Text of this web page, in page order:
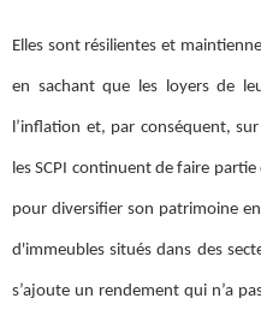
Elles sont résilientes et
en sachant que les loyers de
l’inflation et, par conséquent,
les SCPI continuent de faire
pour diversifier son patrimoine
d'immeubles situés dans des
s’ajoute un rendement qui n’a